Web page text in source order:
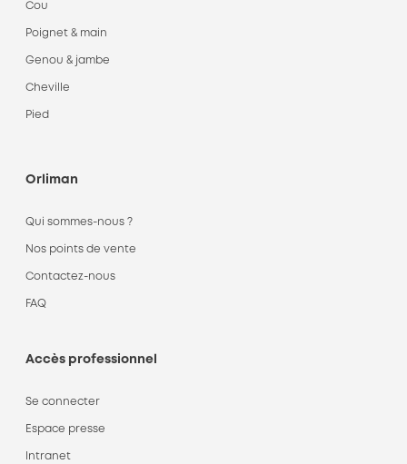
Cou
Poignet & main
Genou & jambe
Cheville
Pied
Orliman
Qui sommes-nous ?
Nos points de vente
Contactez-nous
FAQ
Accès professionnel
Se connecter
Espace presse
Intranet